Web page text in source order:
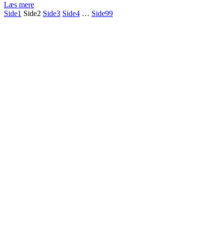
Læs mere
Side1 Side2 Side3 Side4 … Side99